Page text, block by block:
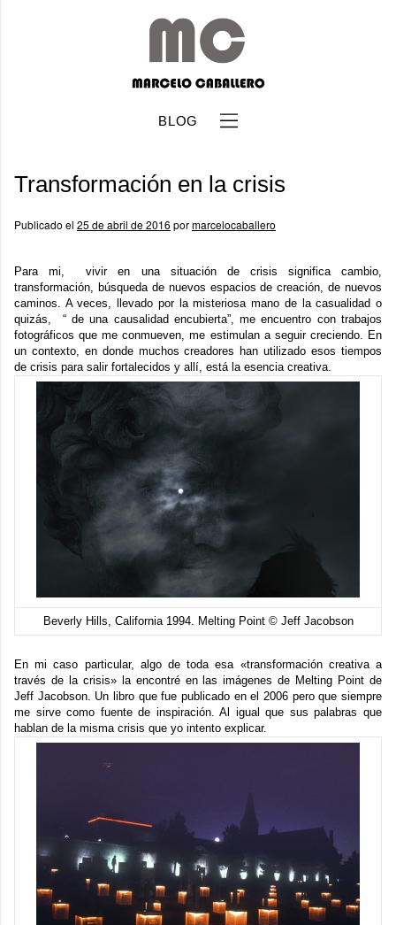
BLOG
Transformación en la crisis
Publicado el 25 de abril de 2016 pormarcelocaballero
Para mi, vivir en una situación de crisis significa cambio,
transformación, búsqueda de nuevos espacios de creación, de nuevos
caminos. A veces, llevado por la misteriosa mano de la casualidad o
quizás, “ de una causalidad encubierta”, me encuentro con trabajos
fotográficos que me conmueven, me estimulan a seguir creciendo. En
un contexto, en donde muchos creadores han utilizado esos tiempos
de crisis para salir fortalecidos y allí, está la esencia creativa.
Beverly Hills, California 1994. Melting Point © Jeff Jacobson
En mi caso particular, algo de toda esa «transformación creativa a
través de la crisis» la encontré en las imágenes de Melting Point de
Jeff Jacobson. Un libro que fue publicado en el 2006 pero que siempre
me sirve como fuente de inspiración. Al igual que sus palabras que
hablan de la misma crisis que yo intento explicar.